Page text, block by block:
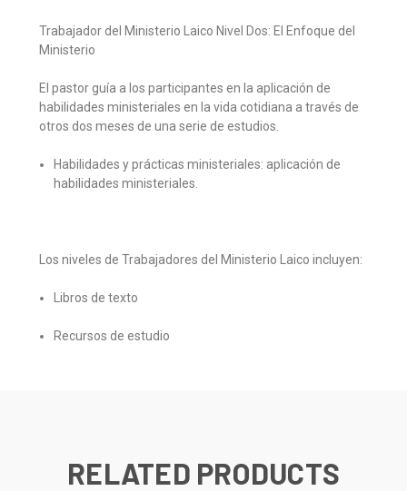
Trabajador del Ministerio Laico Nivel Dos: El Enfoque del
Ministerio
El pastor guía a los participantes en la aplicación de
habilidades ministeriales en la vida cotidiana a través de
otros dos meses de una serie de estudios.
Habilidades y prácticas ministeriales: aplicación de
habilidades ministeriales.
Los niveles de Trabajadores del Ministerio Laico incluyen:
Libros de texto
Recursos de estudio
RELATED PRODUCTS